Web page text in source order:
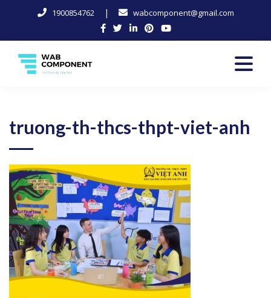
1900854762 | wabcomponent@gmail.com
content
truong-th-thcs-thpt-viet-anh